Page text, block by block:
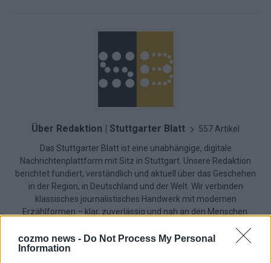
cozmo news - Do Not Process My Personal
Information
Über Redaktion | Stuttgarter Blatt 557 Artikel
Das Stuttgarter Blatt ist eine unabhängige, digitale
Nachrichtenplattform mit Sitz in Stuttgart. Unsere Redaktion
berichtet fundiert, verständlich und aktuell über das Geschehen
in der Region, in Deutschland und der Welt. Wir verbinden
klassisches journalistisches Handwerk mit modernen
Erzählformen – klar, zuverlässig und nah an den Menschen.